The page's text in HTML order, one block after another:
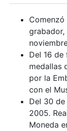
Del 16
medallas
por la
con el
Del 30
2005.
Moneda